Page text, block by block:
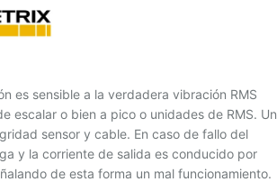
es sensible a la verdadera vibración RMS
escalar o bien a pico o unidades de RMS. Un
sensor y cable. En caso de fallo del
y la corriente de salida es conducido por
de esta forma un mal funcionamiento.